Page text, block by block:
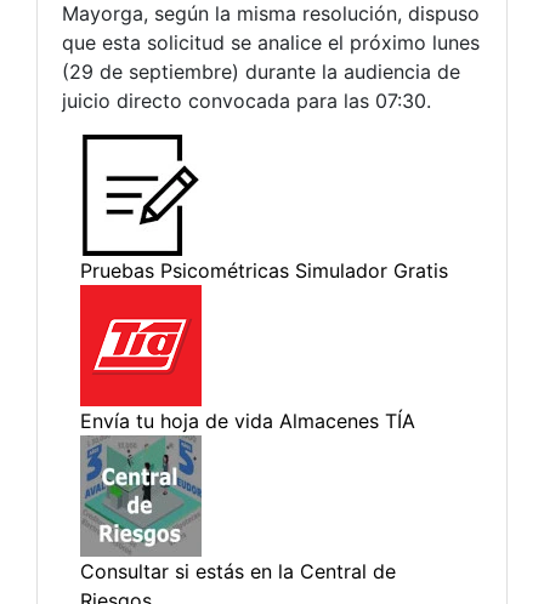
Mayorga, según la misma resolución, dispuso
que esta solicitud se analice el próximo lunes
(29 de septiembre) durante la audiencia de
juicio directo convocada para las 07:30.